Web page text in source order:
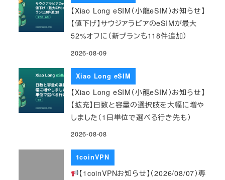
【Xiao Long eSIM（小龍eSIM）お知らせ】
【値下げ】サウジアラビアのeSIMが最大
52%オフに（新プランも118件追加）
2026-08-09
Xiao Long eSIM
【Xiao Long eSIM（小龍eSIM）お知らせ】
【拡充】日数と容量の選択肢を大幅に増や
しました（1日単位で選べる行き先も）
2026-08-08
1coinVPN
【1coinVPNお知らせ】（2026/08/07）専